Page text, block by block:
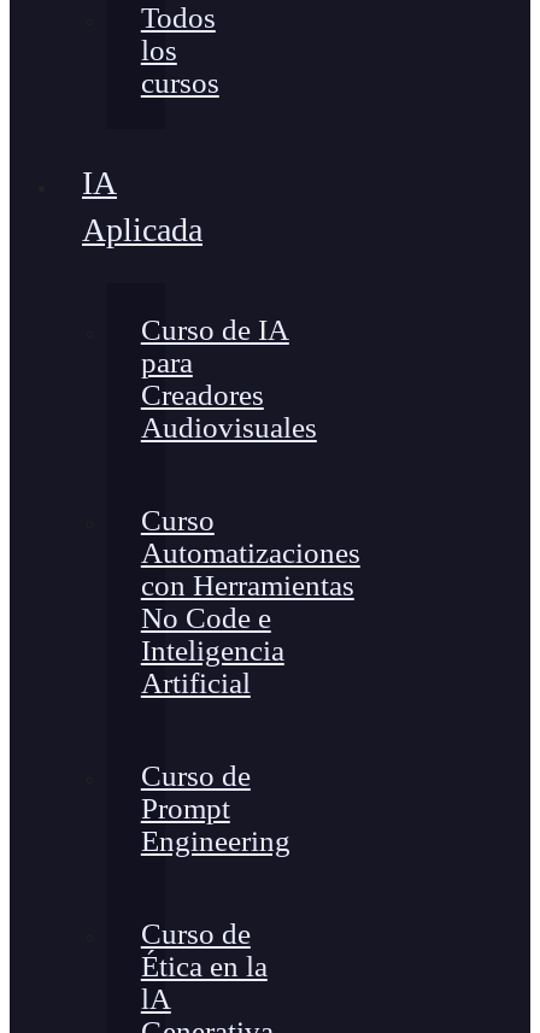
Todos
los
cursos
IA
Aplicada
Curso de IA
para
Creadores
Audiovisuales
Curso
Automatizaciones
con Herramientas
No Code e
Inteligencia
Artificial
Curso de
Prompt
Engineering
Curso de
Ética en la
lA